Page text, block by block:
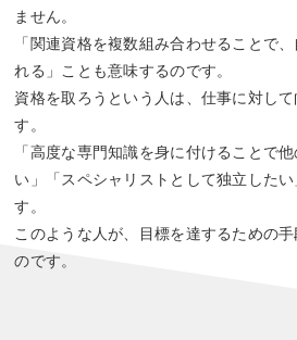
ません。
「関連資格を複数組み合わせることで
れる」ことも意味するのです。
資格を取ろうという人は、仕事に対し
す。
「高度な専門知識を身に付けることで
い」「スペシャリストとして独立した
す。
このような人が、目標を達するための
のです。